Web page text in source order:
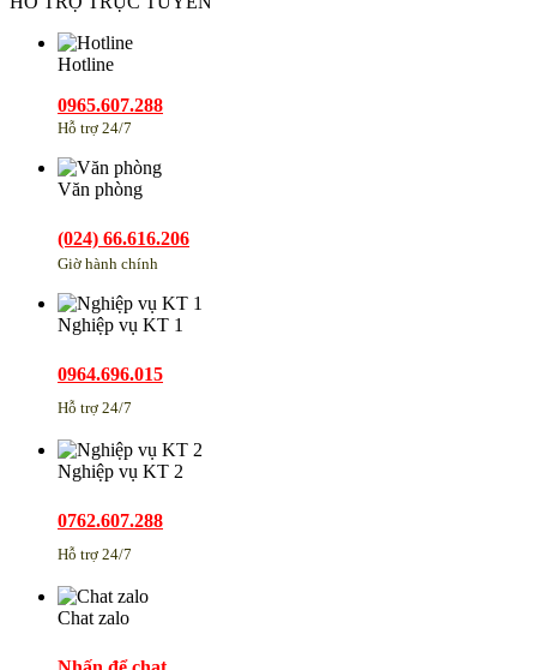
Hotline
0965.607.288
Hỗ trợ 24/7
Văn phòng
(024) 66.616.206
Giờ hành chính
Nghiệp vụ KT 1
0964.696.015
Hỗ trợ 24/7
Nghiệp vụ KT 2
0762.607.288
Hỗ trợ 24/7
Chat zalo